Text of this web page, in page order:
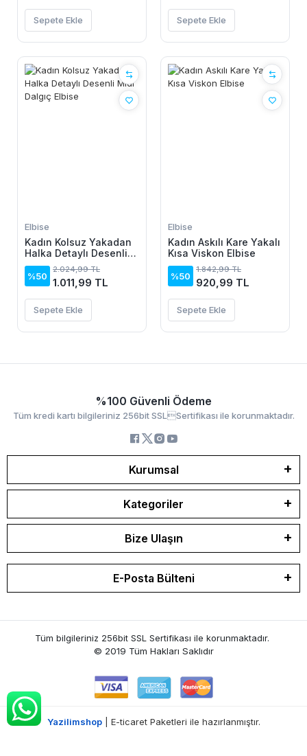
Sepete Ekle Sepete Ekle
Elbise
Kadın Kolsuz Yakadan
Halka Detaylı Desenli
Midi Dalgıç Elbise
%50
2.024,99 TL
1.011,99 TL
Sepete Ekle
Elbise
Kadın Askılı Kare Yakalı
Kısa Viskon Elbise
%50
1.842,99 TL
920,99 TL
Sepete Ekle
%100 Güvenli Ödeme
Tüm kredi kartı bilgileriniz 256bit SSLSertifikası ile korunmaktadır.
Kurumsal
Kategoriler
Bize Ulaşın
E-Posta Bülteni
Tüm bilgileriniz 256bit SSL Sertifikası ile korunmaktadır.
© 2019 Tüm Hakları Saklıdır
Yazilimshop| E-ticaret Paketleri ile hazırlanmıştır.